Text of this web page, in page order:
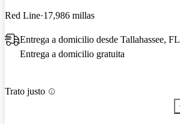
Red Line 17,986 millas
Entrega a domicilio desde Tallahassee, FL
Entrega a domicilio gratuita
Trato justo